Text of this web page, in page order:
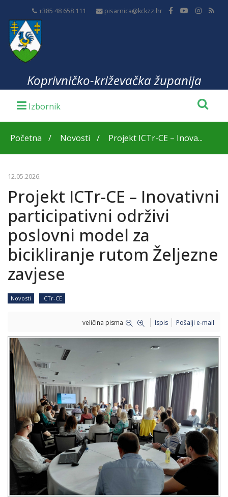
+385 48 658 111 pisarnica@kckzz.hr
Koprivničko-križevačka županija
Početna Novosti Projekt ICTr-CE – Inova...
12.05.2026.
Projekt ICTr-CE – Inovativni
participativni održivi
poslovni model za
bicikliranje rutom Željezne
zavjese
Novosti ICTr-CE
veličina pisma Ispis Pošalji e-mail